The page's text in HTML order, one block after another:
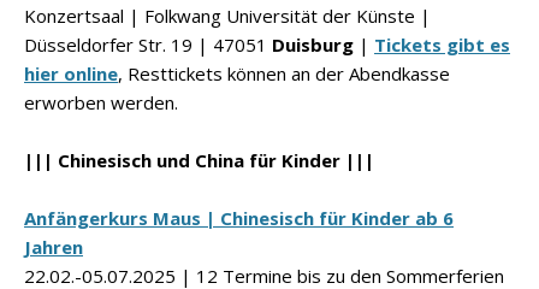
Konzertsaal | Folkwang Universität der Künste |
Düsseldorfer Str. 19 | 47051 Duisburg | Tickets gibt es
hier online, Resttickets können an der Abendkasse
erworben werden.
||| Chinesisch und China für Kinder |||
Anfängerkurs Maus | Chinesisch für Kinder ab 6
Jahren
22.02.-05.07.2025 | 12 Termine bis zu den Sommerferien